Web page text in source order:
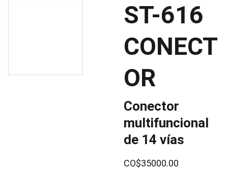
ST-616
CONECT
OR
Conector
multifuncional
de 14 vías
CO$35000.00